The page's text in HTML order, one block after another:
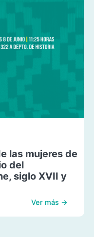
las mujeres de
del
siglo XVII y
Ver más →